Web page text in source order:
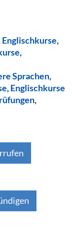
Englischkurse,
,
Sprachen,
,Englischkurse
,